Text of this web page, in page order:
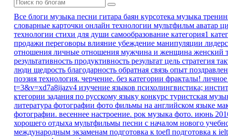
Все блоги музыка песни гитара баян курсотека музыка
словарные карточки онлайн технологии мультфильм аватар
технологии стихи для души самообразование категория1
продажи переговоры влияние убеждение манипуляции
отношения личные отношения мужчина и женщина женский
результативность продуктивность результат цель стратегия
люди щедрость благодарность обратная связь опыт
поэзия технология. черчение. без категории фракталы! личное
t=3&v=xd7a8ijazv4 изучение языков психолингвистика;
ктегории задания по русскому языку конкурс туристская
литература фотографии фото фильмы на английском языке
фотографии. весеннее настроение. рок музыка фото. июнь
хорошего отдыха мультфильмы песни с началом нового
международным экзаменам подготовка к toefl подготовка к